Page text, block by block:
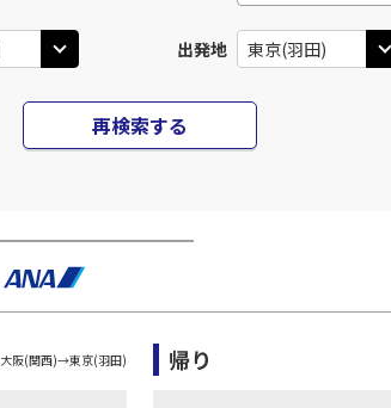
出発地
再検索する
大阪(関西)→東京(羽田) 帰り